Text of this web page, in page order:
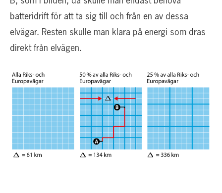
batteridrift för att ta sig till och från en av dessa
elvägar. Resten skulle man klara på energi som dras
direkt från elvägen.